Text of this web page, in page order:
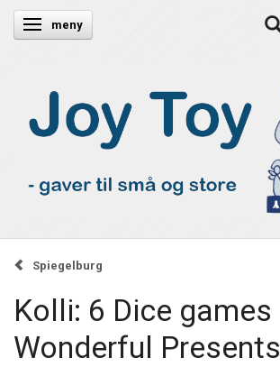
Ändra navigering
meny
Spiegelburg
Kolli: 6 Dice games
Wonderful Presents